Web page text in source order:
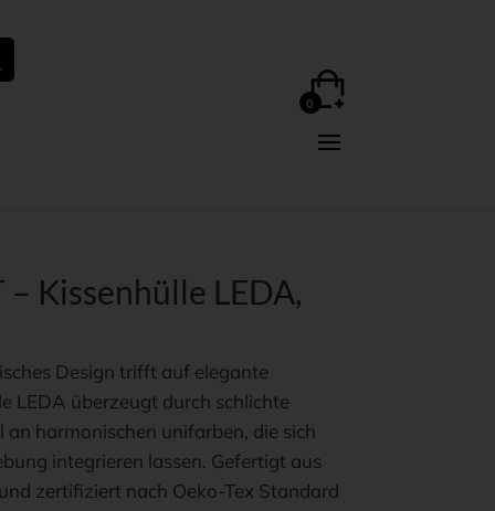
– Kissenhülle LEDA,
Design trifft auf elegante
LEDA überzeugt durch schlichte
harmonischen unifarben, die sich
integrieren lassen. Gefertigt aus
zertifiziert nach Oeko-Tex Standard